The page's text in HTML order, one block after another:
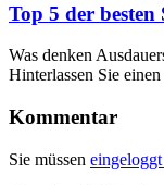
Top 5 der
Was denken
Hinterlassen Sie
Kommentar
Sie müssen